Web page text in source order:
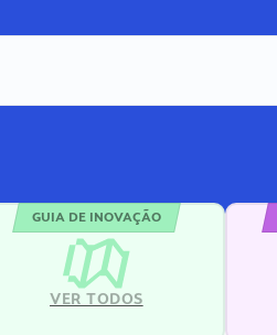
GUIA DE INOVAÇÃO
VER TODOS